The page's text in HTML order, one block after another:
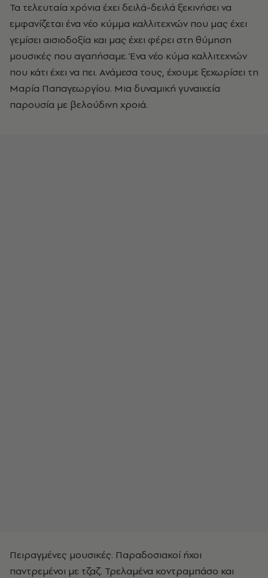
Τα τελευταία χρόνια έχει δειλά-δειλά ξεκινήσει να
εμφανίζεται ένα νέο κύμμα καλλιτεχνών που μας έχει
γεμίσει αισιοδοξία και μας έχει φέρει στη θύμηση
μουσικές που αγαπήσαμε. Ένα νέο κύμα καλλιτεχνών
που κάτι έχει να πει. Ανάμεσα τους, έχουμε ξεχωρίσει τη
Μαρία Παπαγεωργίου. Μια δυναμική γυναικεία
παρουσία με βελούδινη χροιά.
Πειραγμένες μουσικές. Παραδοσιακοί ήχοι
παντρεμένοι με τζαζ. Τρελαμένα κοντραμπάσο και